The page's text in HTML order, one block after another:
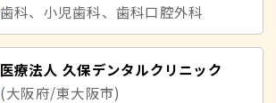
歯科、小児歯科、歯科口腔外科
医療法人 久保デンタルクリニック
(大阪府/東大阪市)